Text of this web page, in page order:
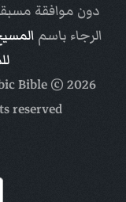
دون موافقة
الرجاء باسم
2026
© Kalimat Alhayat a ministry of
Bible
reserved